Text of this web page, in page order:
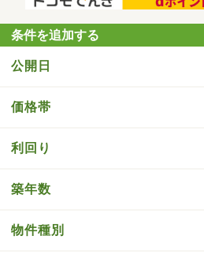
条件を追加する
公開日
価格帯
利回り
築年数
物件種別